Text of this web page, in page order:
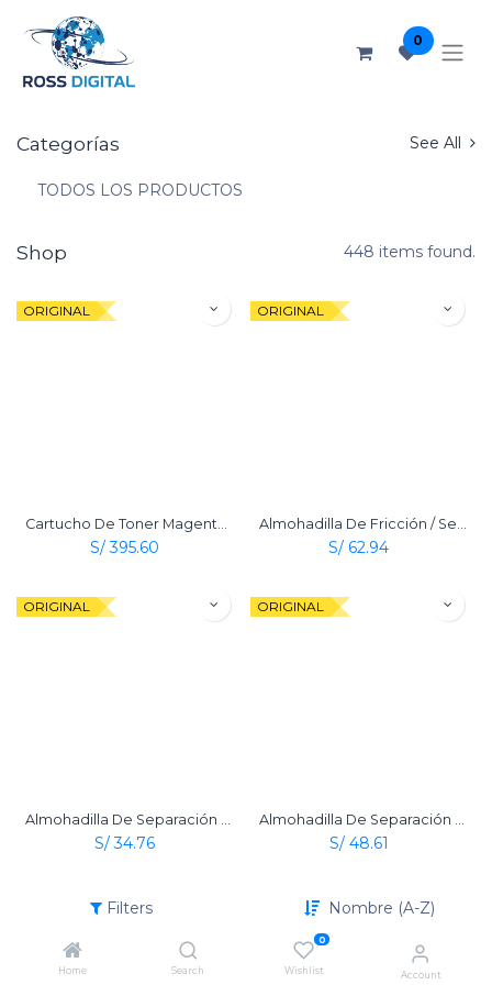
Filters Nombre (A-Z)
Home Search
0
Wishlist Account
0
Categorías See All
TODOS LOS PRODUCTOS
Shop 448 items found.
ORIGINAL
S/395.60
ORIGINAL
S/ 62.94
ORIGINAL
S/34.76
ORIGINAL
S/ 48.61
ORIGINAL